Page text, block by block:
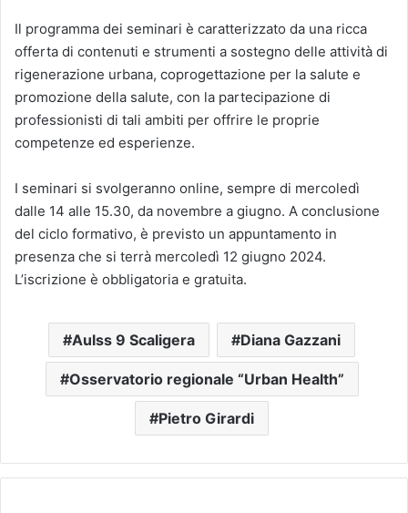
Il programma dei seminari è caratterizzato da una ricca
offerta di contenuti e strumenti a sostegno delle attività di
rigenerazione urbana, coprogettazione per la salute e
promozione della salute, con la partecipazione di
professionisti di tali ambiti per offrire le proprie
competenze ed esperienze.
I seminari si svolgeranno online, sempre di mercoledì
dalle 14 alle 15.30, da novembre a giugno. A conclusione
del ciclo formativo, è previsto un appuntamento in
presenza che si terrà mercoledì 12 giugno 2024.
L’iscrizione è obbligatoria e gratuita.
Aulss 9 Scaligera Diana Gazzani
Osservatorio regionale “Urban Health”
Pietro Girardi